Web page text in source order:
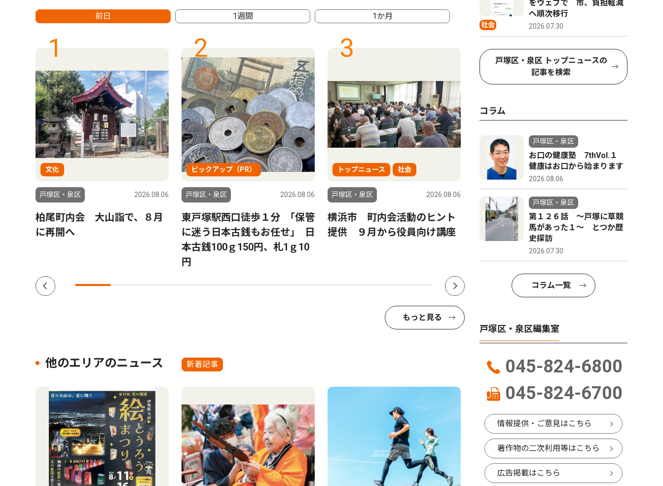
前日 1週間 1か月
1
文化
戸塚区・泉区 2026.08.06
柏尾町内会 大山詣で、８月
に再開へ
2
ピックアップ（PR）
戸塚区・泉区 2026.08.06
東戸塚駅西口徒歩１分 ｢保管
に迷う日本古銭もお任せ｣ 日
本古銭100ｇ150円、札1ｇ10
円
3
トップニュース 社会
戸塚区・泉区 2026.08.06
横浜市 町内会活動のヒント
提供 ９月から役員向け講座
4
社会
山中市長の言動「パワハラ」
認定 第三者調査委員が結果
下和泉
に｣ じん
もっと見る
他のエリアのニュース 新着記事
社会
をウェブで 市、負担軽減
へ順次移行
2026.07.30
戸塚区・泉区 トップニュースの
記事を検索
コラム
戸塚区・泉区
お口の健康塾 7thVol.１
健康はお口から始まります
2026.08.06
戸塚区・泉区
第１２６話 〜戸塚に草競
馬があった１〜 とつか歴
史探訪
2026.07.30
コラム一覧
戸塚区・泉区編集室
045-824-6800
045-824-6700
情報提供・ご意見はこちら
著作物の二次利用等はこちら
広告掲載はこちら